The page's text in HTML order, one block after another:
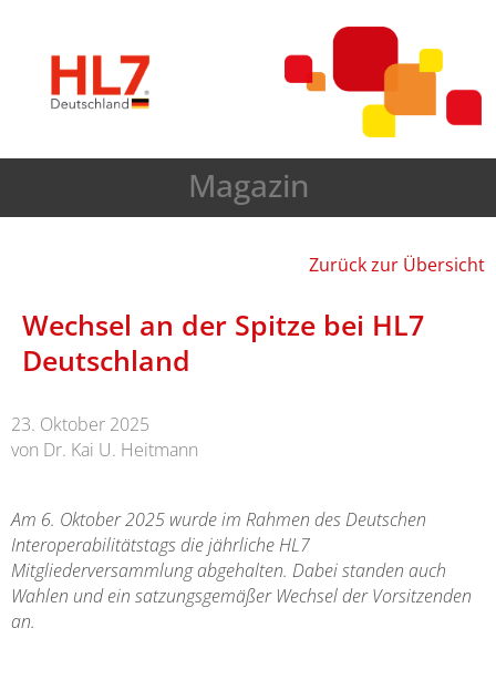
Magazin
Zurück zur Übersicht
Wechsel an der Spitze bei HL7
Deutschland
23. Oktober 2025
von Dr. Kai U. Heitmann
Am 6. Oktober 2025 wurde im Rahmen des Deutschen
Interoperabilitätstags die jährliche HL7
Mitgliederversammlung abgehalten. Dabei standen auch
Wahlen und ein satzungsgemäßer Wechsel der Vorsitzenden
an.